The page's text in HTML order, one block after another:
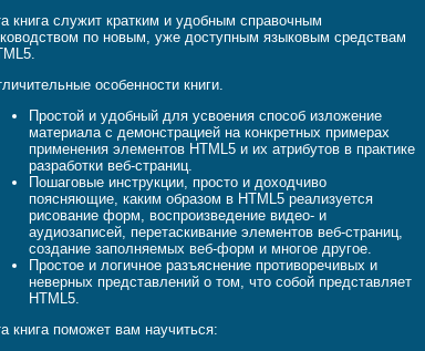
книга служит кратким и удобным справочным
по новым, уже доступным языковым средствам
особенности книги.
Простой и удобный для усвоения способ изложение
материала с демонстрацией на конкретных примерах
применения элементов HTML5 и их атрибутов в практике
разработки веб-страниц.
Пошаговые инструкции, просто и доходчиво
поясняющие, каким образом в HTML5 реализуется
рисование форм, воспроизведение видео- и
аудиозаписей, перетаскивание элементов веб-страниц,
создание заполняемых веб-форм и многое другое.
Простое и логичное разъяснение противоречивых и
неверных представлений о том, что собой представляет
HTML5.
книга поможет вам научиться: